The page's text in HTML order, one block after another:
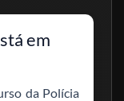
em
da Polícia